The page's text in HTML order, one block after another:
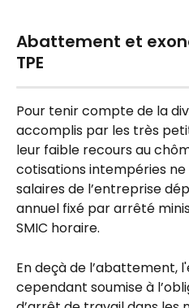
Abattement et
TPE
Pour tenir compte de la
accomplis par les très
leur faible recours au
cotisations intempéries ne
salaires de l’entreprise
annuel fixé par arrêté
SMIC horaire.
En deçà de l’abattement,
cependant soumise à